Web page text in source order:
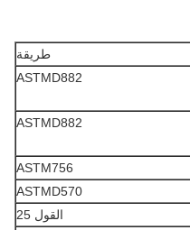
طريقة
ASTMD882
ASTMD882
ASTM756
ASTMD570
القول 25